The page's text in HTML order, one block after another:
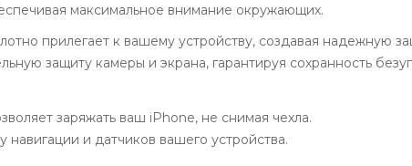
максимальное внимание окружающих.
прилегает к вашему устройству, создавая надежную
защиту камеры и экрана, гарантируя сохранность
заряжать ваш iPhone, не снимая чехла.
навигации и датчиков вашего устройства.